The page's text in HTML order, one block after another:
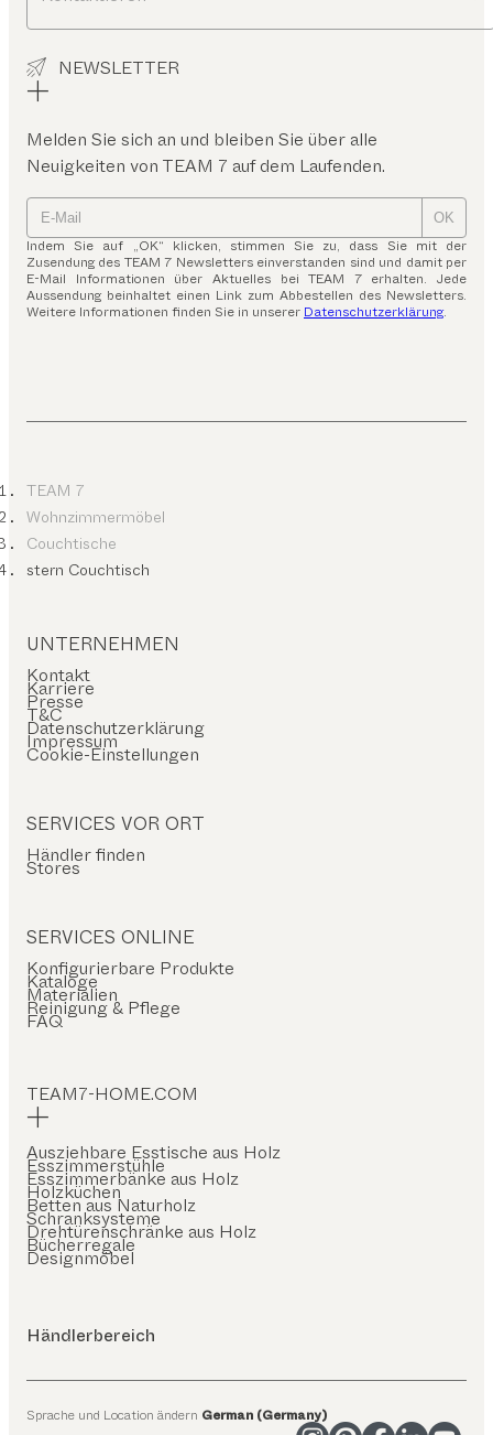
NEWSLETTER
Melden Sie sich an und bleiben Sie über alle
Neuigkeiten von TEAM 7 auf dem Laufenden.
OK
Indem Sie auf „OK“ klicken, stimmen Sie zu, dass Sie mit der
Zusendung des TEAM 7 Newsletters einverstanden sind und damit per
E-Mail Informationen über Aktuelles bei TEAM 7 erhalten. Jede
Aussendung beinhaltet einen Link zum Abbestellen des Newsletters.
Weitere Informationen finden Sie in unserer Datenschutzerklärung.
TEAM 7
Wohnzimmermöbel
Couchtische
stern Couchtisch
UNTERNEHMEN
Kontakt
Karriere
Presse
T&C
Datenschutzerklärung
Impressum
Cookie-Einstellungen
SERVICES VOR ORT
Händler finden
Stores
SERVICES ONLINE
Konfigurierbare Produkte
Kataloge
Materialien
Reinigung & Pflege
FAQ
TEAM7-HOME.COM
Ausziehbare Esstische aus Holz
Esszimmerstühle
Esszimmerbänke aus Holz
Holzküchen
Betten aus Naturholz
Schranksysteme
Drehtürenschränke aus Holz
Bücherregale
Designmöbel
Händlerbereich
Sprache und Location ändern German (Germany)